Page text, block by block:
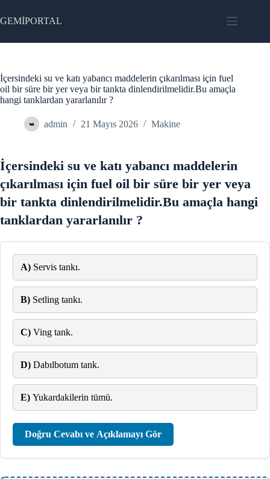
to
content
GEMİPORTAL
İçersindeki su ve katı yabancı maddelerin çıkarılması için fuel
oil bir süre bir yer veya bir tankta dinlendirilmelidir.Bu amaçla
hangi tanklardan yararlanılır ?
admin 21 Mayıs 2026 Makine
İçersindeki su ve katı yabancı maddelerin
çıkarılması için fuel oil bir süre bir yer veya
bir tankta dinlendirilmelidir.Bu amaçla hangi
tanklardan yararlanılır ?
A) Servis tankı.
B) Setling tankı.
C) Ving tank.
D) Dabılbotum tank.
E) Yukardakilerin tümü.
Doğru Cevabı ve Açıklamayı Gör